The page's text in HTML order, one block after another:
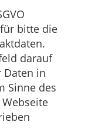
bitte die
darauf
Daten in
Sinne des
Webseite